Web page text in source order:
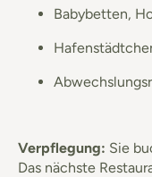
Babybetten,
Verpflegung: Sie
Das nächste